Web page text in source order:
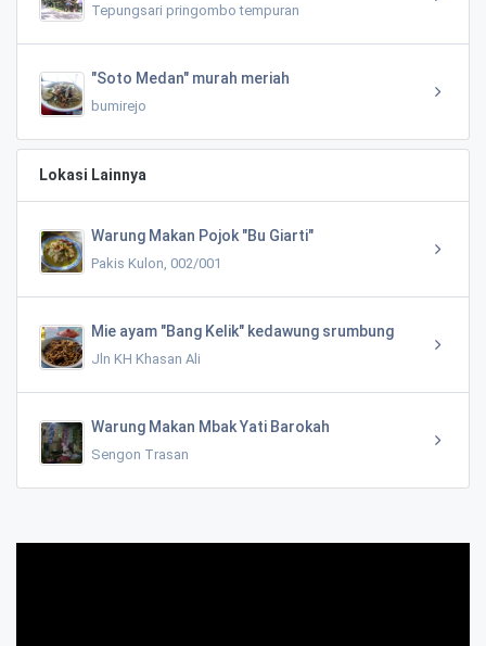
Tepungsari pringombo tempuran
"Soto Medan" murah meriah
bumirejo
Lokasi Lainnya
Warung Makan Pojok "Bu Giarti"
Pakis Kulon, 002/001
Mie ayam "Bang Kelik" kedawung srumbung
Jln KH Khasan Ali
Warung Makan Mbak Yati Barokah
Sengon Trasan